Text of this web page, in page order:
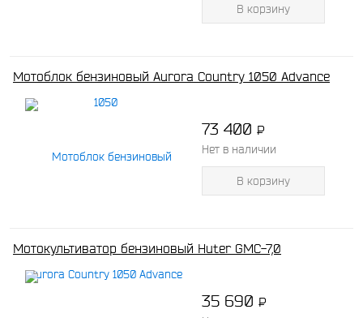
В корзину
Мотоблок бензиновый Aurora Country 1050 Advance
73 400 P
-
Нет в наличии
В корзину
Мотокультиватор бензиновый Huter GMC-7,0
35 690 P
-